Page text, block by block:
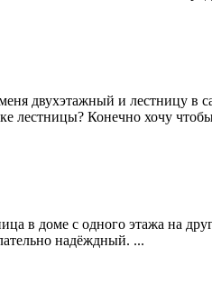
двухэтажный и лестницу в
лестницы? Конечно хочу
в доме с одного этажа на
надёждный. ...